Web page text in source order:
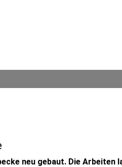
neu gebaut. Die Arbeiten